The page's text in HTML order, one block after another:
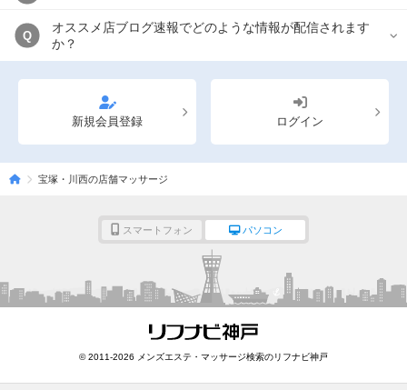
Q
オススメ店ブログ速報でどのような情報が配信されます
か？
新規会員登録 ログイン
宝塚・川西の店舗マッサージ
スマートフォン パソコン
© 2011-2026 メンズエステ・マッサージ検索のリフナビ神戸